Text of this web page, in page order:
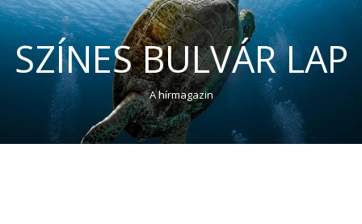
SZÍNES BULVÁR LAP
A hírmagazin